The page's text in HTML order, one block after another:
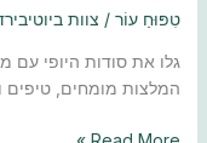
טִפּוּחַ עוֹר/ צוות
המלצות מומחים, טיפים